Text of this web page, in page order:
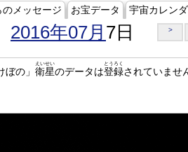
のメッセージ お宝データ 宇宙カレン
2016年07月 7日 >
ぼの」 衛星
えいせい
のデータは登録
とうろく
されていませ